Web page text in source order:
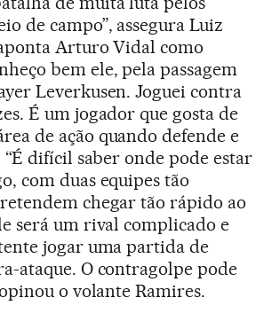
de campo”, assegura Luiz
Arturo Vidal como
bem ele, pela passagem
Leverkusen. Joguei contra
É um jogador que gosta de
de ação quando defende e
“É difícil saber onde pode estar
com duas equipes tão
chegar tão rápido ao
será um rival complicado e
jogar uma partida de
ataque. O contragolpe pode
o volante Ramires.